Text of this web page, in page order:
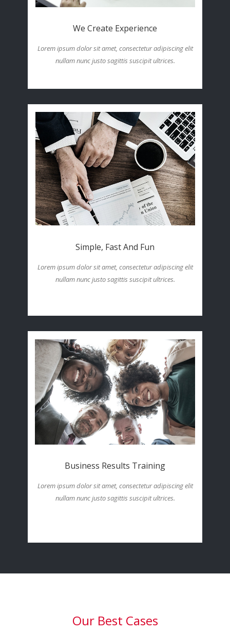
We Create Experience
Lorem ipsum dolor sit amet, consectetur adipiscing elit
nullam nunc justo sagittis suscipit ultrices.
Simple, Fast And Fun
Lorem ipsum dolor sit amet, consectetur adipiscing elit
nullam nunc justo sagittis suscipit ultrices.
Business Results Training
Lorem ipsum dolor sit amet, consectetur adipiscing elit
nullam nunc justo sagittis suscipit ultrices.
Our Best Cases